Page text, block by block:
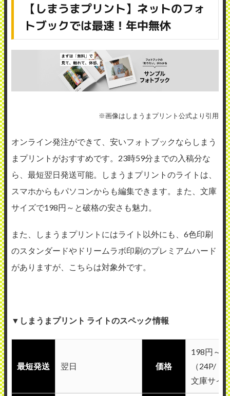
【しまうまプリント】ネットのフォ
トブックでは最速！年中無休
※画像はしまうまプリント公式より引用
オンライン発注ができて、安いフォトブックならしまう
まプリントがおすすめです。23時59分までの入稿分な
ら、最短翌日発送可能。しまうまプリントのライトは、
スマホからもパソコンからも編集できます。また、文庫
サイズで198円～と破格の安さも魅力。
また、しまうまプリントにはライト以外にも、6色印刷
のスタンダードやドリームラボ印刷のプレミアムハード
がありますが、こちらは対象外です。
▼しまうまプリント ライトのスペック情報
最短発送 翌日 価格
198円～
（24P/
文庫サイ